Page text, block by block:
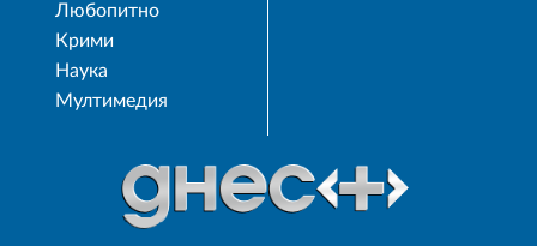
Любопитно
Крими
Наука
Мултимедия